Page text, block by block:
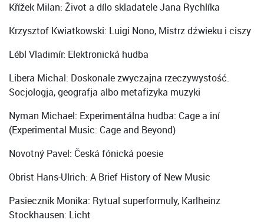
Křížek Milan: Život a dílo skladatele Jana Rychlíka
Krzysztof Kwiatkowski: Luigi Nono, Mistrz dźwieku i ciszy
Lébl Vladimír: Elektronická hudba
Libera Michal: Doskonale zwyczajna rzeczywystość.
Socjologja, geografja albo metafizyka muzyki
Nyman Michael: Experimentálna hudba: Cage a iní
(Experimental Music: Cage and Beyond)
Novotný Pavel: Česká fónická poesie
Obrist Hans-Ulrich: A Brief History of New Music
Pasiecznik Monika: Rytual superformuly, Karlheinz
Stockhausen: Licht